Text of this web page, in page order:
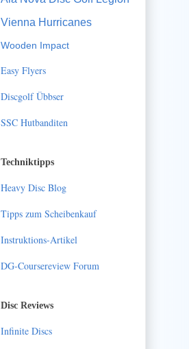
Vienna Hurricanes
Wooden Impact
Easy Flyers
Discgolf Übbser
SSC Hutbanditen
Techniktipps
Heavy Disc Blog
Tipps zum Scheibenkauf
Instruktions-Artikel
DG-Coursereview Forum
Disc Reviews
Infinite Discs